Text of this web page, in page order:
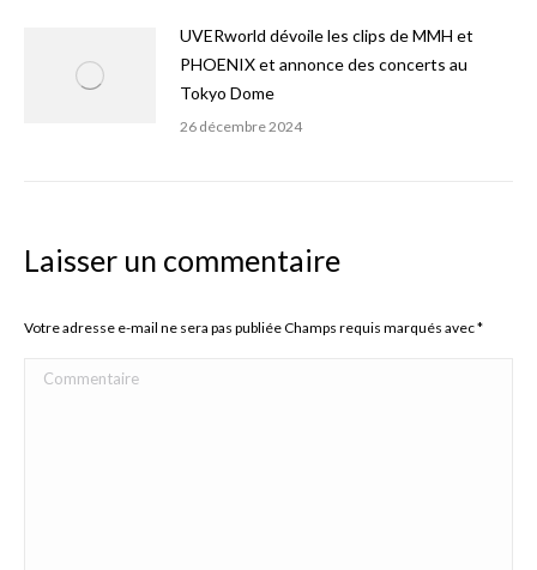
UVERworld dévoile les clips de MMH et
PHOENIX et annonce des concerts au
Tokyo Dome
26 décembre 2024
Laisser un commentaire
Votre adresse e-mail ne sera pas publiée Champs requis marqués avec*
Commentaire